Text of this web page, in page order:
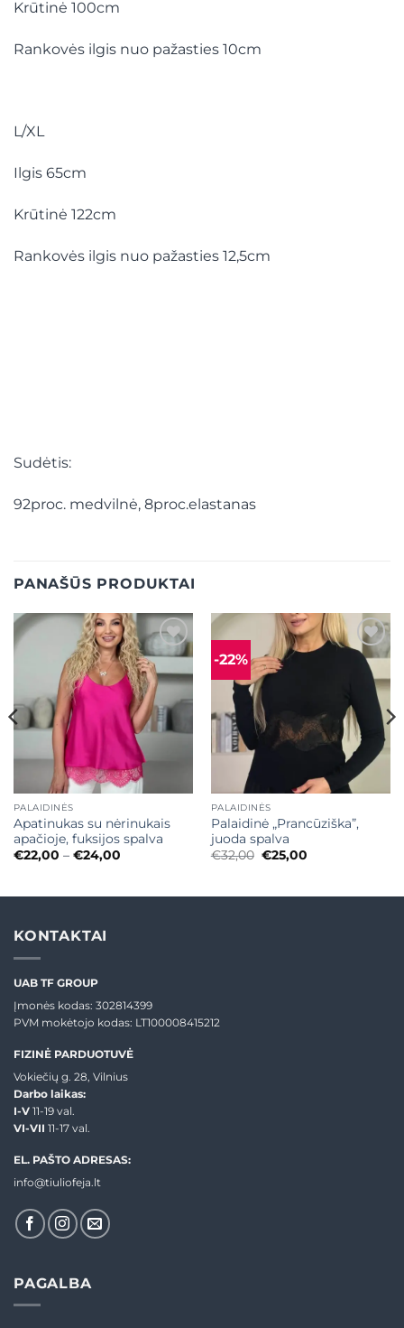
Krūtinė 100cm
Rankovės ilgis nuo pažasties 10cm
L/XL
Ilgis 65cm
Krūtinė 122cm
Rankovės ilgis nuo pažasties 12,5cm
Sudėtis:
92proc. medvilnė, 8proc.elastanas
PANAŠŪS PRODUKTAI
Mėgstamiausias
PALAIDINĖS
Apatinukas su nėrinukais
apačioje, fuksijos spalva
€22,00 – €24,00Price
€24,00
-22% Mėgstamiausias
PALAIDINĖS
Palaidinė „Prancūziška”,
juoda spalva
€32,00 Original
price
€25,00Current
KONTAKTAI
UAB TF GROUP
Įmonės kodas: 302814399
PVM mokėtojo kodas: LT100008415212
FIZINĖ PARDUOTUVĖ
Vokiečių g. 28, Vilnius
Darbo laikas:
I-V 11-19 val.
VI-VII 11-17 val.
EL. PAŠTO ADRESAS:
info@tiuliofeja.lt
PAGALBA